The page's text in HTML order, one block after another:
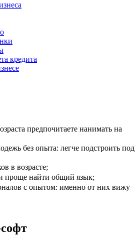
кредита
предпочитаете нанимать на
без опыта: легче подстроить под
в возрасте;
проще найти общий язык;
с опытом: именно от них вижу